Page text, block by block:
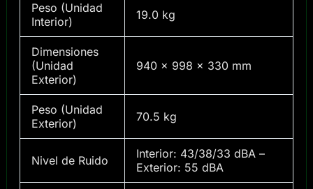
Peso (Unidad
Interior)
19.0 kg
Dimensiones
(Unidad
Exterior)
940 × 998 × 330 mm
Peso (Unidad
Exterior)
70.5 kg
Nivel de Ruido
Interior: 43/38/33 dBA –
Exterior: 55 dBA